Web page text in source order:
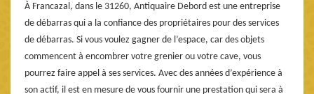
À Francazal, dans le 31260, Antiquaire Debord est une entreprise
de débarras qui a la confiance des propriétaires pour des services
de débarras. Si vous voulez gagner de l’espace, car des objets
commencent à encombrer votre grenier ou votre cave, vous
pourrez faire appel à ses services. Avec des années d’expérience à
son actif, il est en mesure de vous fournir une prestation qui sera à